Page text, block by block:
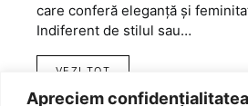
Apreciem
care conferă eleganță și
Indiferent de stilul sau…
VEZI TOT